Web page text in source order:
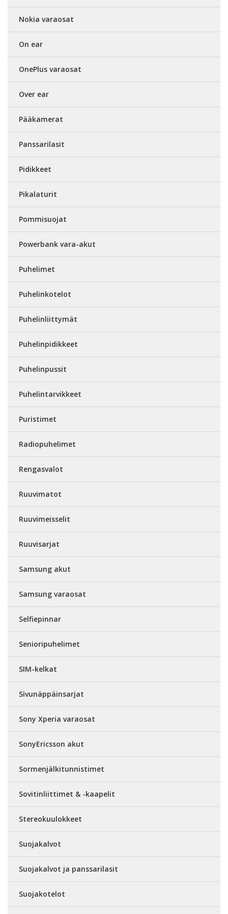
Nokia varaosat
On ear
OnePlus varaosat
Over ear
Pääkamerat
Panssarilasit
Pidikkeet
Pikalaturit
Pommisuojat
Powerbank vara-akut
Puhelimet
Puhelinkotelot
Puhelinliittymät
Puhelinpidikkeet
Puhelinpussit
Puhelintarvikkeet
Puristimet
Radiopuhelimet
Rengasvalot
Ruuvimatot
Ruuvimeisselit
Ruuvisarjat
Samsung akut
Samsung varaosat
Selfiepinnar
Senioripuhelimet
SIM-kelkat
Sivunäppäinsarjat
Sony Xperia varaosat
SonyEricsson akut
Sormenjälkitunnistimet
Sovitinliittimet & -kaapelit
Stereokuulokkeet
Suojakalvot
Suojakalvot ja panssarilasit
Suojakotelot